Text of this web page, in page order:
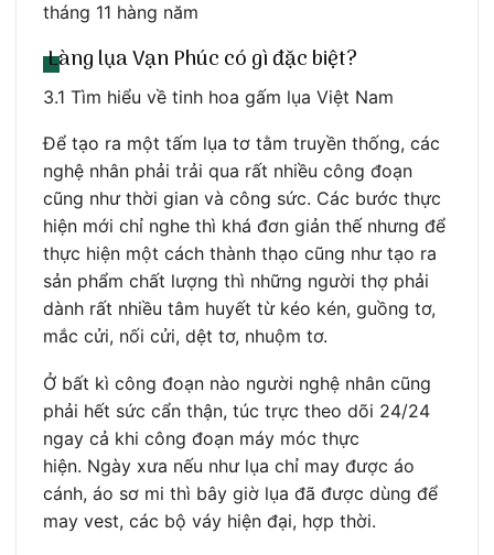
tháng 11 hàng năm
Làng lụa Vạn Phúc có gì đặc biệt?
3.1 Tìm hiểu về tinh hoa gấm lụa Việt Nam
Để tạo ra một tấm lụa tơ tằm truyền thống, các
nghệ nhân phải trải qua rất nhiều công đoạn
cũng như thời gian và công sức. Các bước thực
hiện mới chỉ nghe thì khá đơn giản thế nhưng để
thực hiện một cách thành thạo cũng như tạo ra
sản phẩm chất lượng thì những người thợ phải
dành rất nhiều tâm huyết từ kéo kén, guồng tơ,
mắc cửi, nối cửi, dệt tơ, nhuộm tơ.
Ở bất kì công đoạn nào người nghệ nhân cũng
phải hết sức cẩn thận, túc trực theo dõi 24/24
ngay cả khi công đoạn máy móc thực
hiện. Ngày xưa nếu như lụa chỉ may được áo
cánh, áo sơ mi thì bây giờ lụa đã được dùng để
may vest, các bộ váy hiện đại, hợp thời.